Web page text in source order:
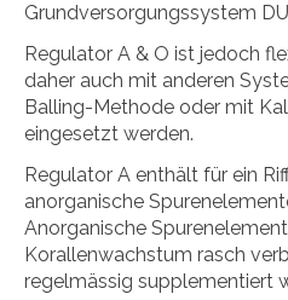
Grundversorgungssystem
Regulator A & O ist jedoch
daher auch mit anderen
Balling-Methode oder mit
eingesetzt werden.
Regulator A enthält für ein
anorganische
Anorganische
Korallenwachstum rasch
regelmässig supplementiert